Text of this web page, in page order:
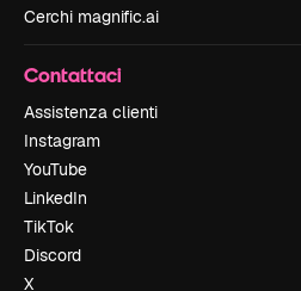
Cerchi magnific.ai
Contattaci
Assistenza clienti
Instagram
YouTube
LinkedIn
TikTok
Discord
X